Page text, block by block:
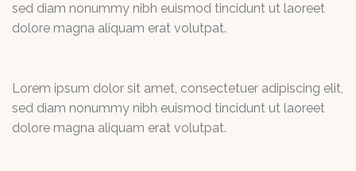
sed diam nonummy nibh euismod tincidunt ut laoreet
dolore magna aliquam erat volutpat.
Lorem ipsum dolor sit amet, consectetuer adipiscing elit,
sed diam nonummy nibh euismod tincidunt ut laoreet
dolore magna aliquam erat volutpat.